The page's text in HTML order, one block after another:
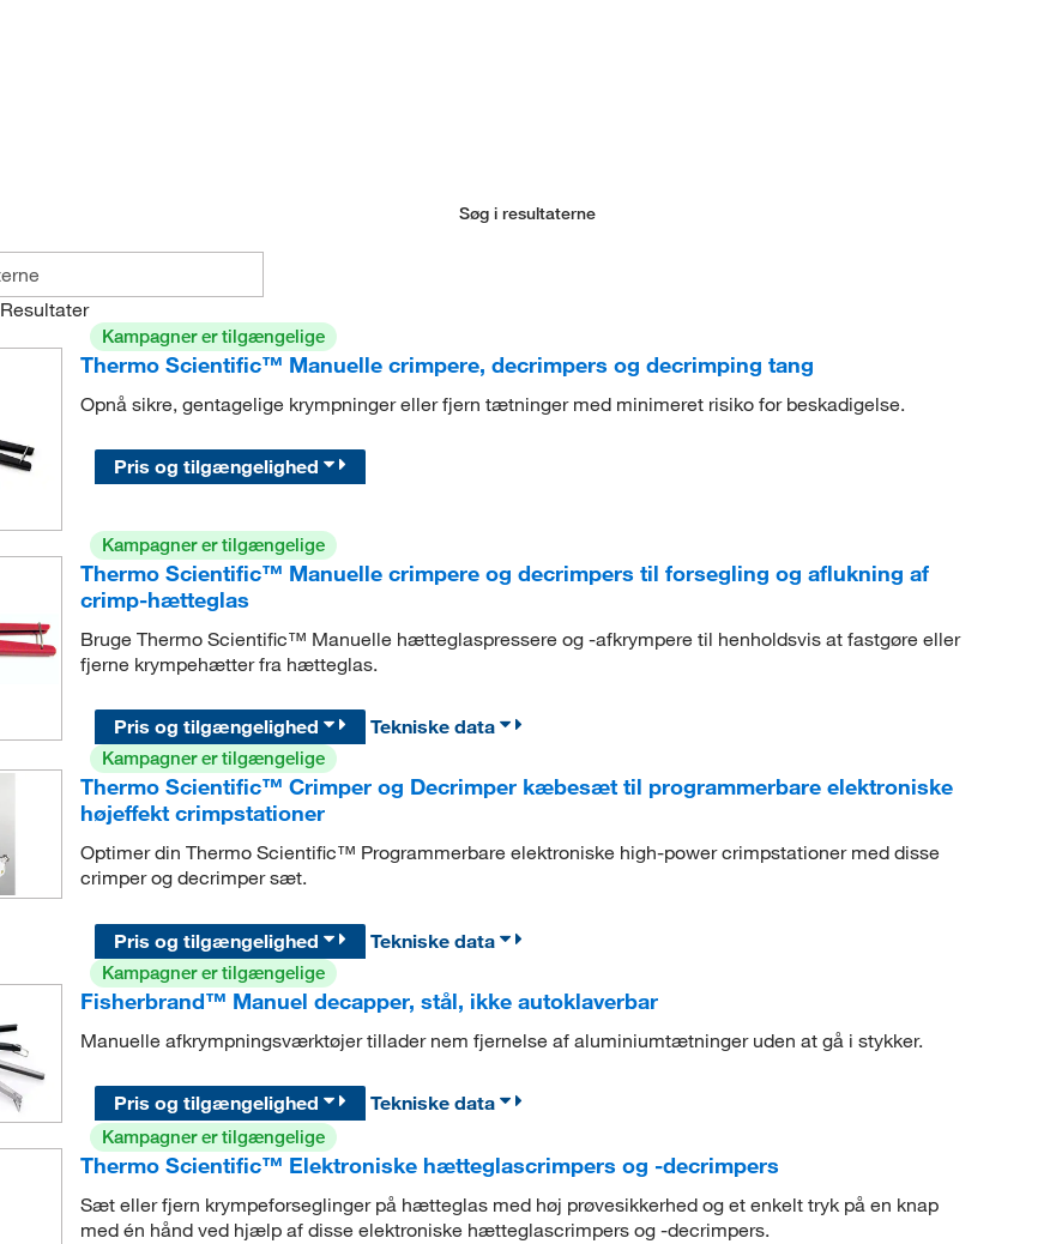
Søg i resultaterne
Resultater
Kampagner er tilgængelige
Thermo Scientific™ Manuelle crimpere, decrimpers og decrimping tang
Opnå sikre, gentagelige krympninger eller fjern tætninger med minimeret risiko for beskadigelse.
Pris og tilgængelighed
Kampagner er tilgængelige
Thermo Scientific™ Manuelle crimpere og decrimpers til forsegling og aflukning af
crimp-hætteglas
Bruge Thermo Scientific™ Manuelle hætteglaspressere og -afkrympere til henholdsvis at fastgøre eller
fjerne krympehætter fra hætteglas.
Pris og tilgængelighed
Tekniske data
Kampagner er tilgængelige
Thermo Scientific™ Crimper og Decrimper kæbesæt til programmerbare elektroniske
højeffekt crimpstationer
Optimer din Thermo Scientific™ Programmerbare elektroniske high-power crimpstationer med disse
crimper og decrimper sæt.
Pris og tilgængelighed
Tekniske data
Kampagner er tilgængelige
Fisherbrand™ Manuel decapper, stål, ikke autoklaverbar
Manuelle afkrympningsværktøjer tillader nem fjernelse af aluminiumtætninger uden at gå i stykker.
Pris og tilgængelighed
Tekniske data
Kampagner er tilgængelige
Thermo Scientific™ Elektroniske hætteglascrimpers og -decrimpers
Sæt eller fjern krympeforseglinger på hætteglas med høj prøvesikkerhed og et enkelt tryk på en knap
med én hånd ved hjælp af disse elektroniske hætteglascrimpers og -decrimpers.